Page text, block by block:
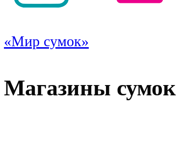
«Мир сумок»
Магазины сумок